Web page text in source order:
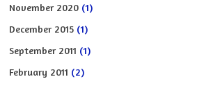
November 2020 (1)
December 2015 (1)
September 2011 (1)
February 2011 (2)